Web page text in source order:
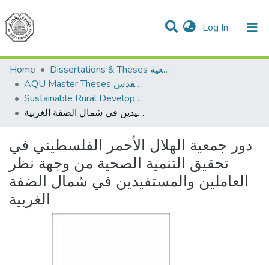
Log In (current)
Communities & Collections
All of DSpace
Home
Dissertations & Theses الرسائل الجامعية
AQU Master Theses الرسائل الجامعية الخاصة بجامعة القدس
Sustainable Rural Development التنمية الريفية المستدامة
دور جمعية الهلال الأحمر الفلسطيني في تحقيق التنمية الصحية من وجهة نظر العاملين والمستفيدين في شمال الضفة الغربية
دور جمعية الهلال الأحمر الفلسطيني في
تحقيق التنمية الصحية من وجهة نظر
العاملين والمستفيدين في شمال الضفة
الغربية